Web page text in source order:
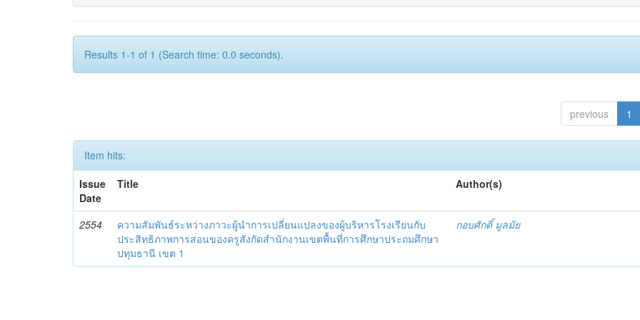
Results 1-1 of 1 (Search time: 0.0 seconds).
previous 1
Item hits:
Issue
Date
Title Author(s)
2554
ความสัมพันธ์ระหว่างภาวะผู้นำการเปลี่ยนแปลงของผู้บริหารโรงเรียนกับ
ประสิทธิภาพการสอนของครูสังกัดสำนักงานเขตพื้นที่การศึกษาประถมศึกษา
ปทุมธานี เขต 1
กอบศักดิ์ มูลมัย